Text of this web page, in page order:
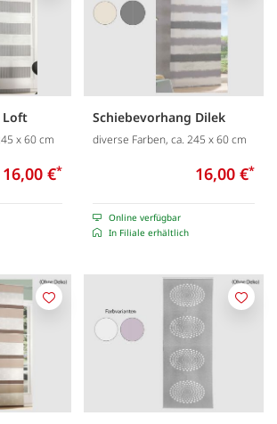
Loft
x 60 cm
16,00 €*
Schiebevorhang Dilek
diverse Farben, ca. 245 x 60 cm
16,00 €*
Online verfügbar
In Filiale erhältlich
Merken